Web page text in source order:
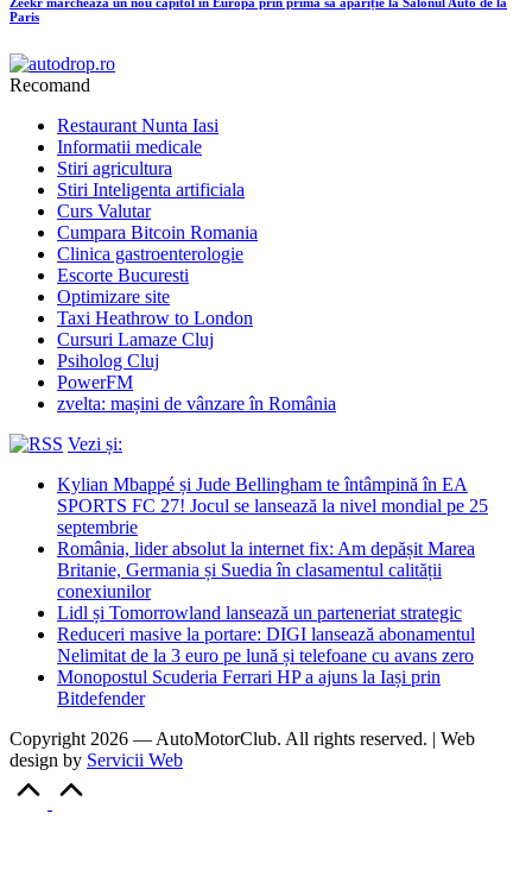
Paris
Recomand
Restaurant Nunta Iasi
Informatii medicale
Stiri agricultura
Stiri Inteligenta artificiala
Curs Valutar
Cumpara Bitcoin Romania
Clinica gastroenterologie
Escorte Bucuresti
Optimizare site
Taxi Heathrow to London
Cursuri Lamaze Cluj
Psiholog Cluj
PowerFM
zvelta: mașini de vânzare în România
Vezi și:
Kylian Mbappé și Jude Bellingham te întâmpină în EA
SPORTS FC 27! Jocul se lansează la nivel mondial pe 25
septembrie
România, lider absolut la internet fix: Am depășit Marea
Britanie, Germania și Suedia în clasamentul calității
conexiunilor
Lidl și Tomorrowland lansează un parteneriat strategic
Reduceri masive la portare: DIGI lansează abonamentul
Nelimitat de la 3 euro pe lună și telefoane cu avans zero
Monopostul Scuderia Ferrari HP a ajuns la Iași prin
Bitdefender
Copyright 2026 — AutoMotorClub. All rights reserved. | Web
design by Servicii Web